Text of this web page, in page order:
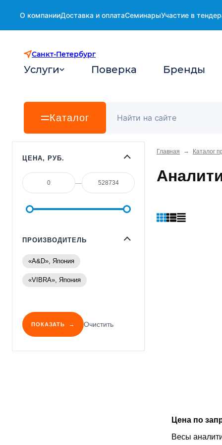
О компанииДоставка и оплатаСеминарыУчастие в
Санкт-Петербург
Услуги Поверка Бренды
Каталог
Главная → Каталог
Цена по
Весы
ЦЕНА, РУБ.
—
ПРОИЗВОДИТЕЛЬ
«A&D», Япония
«VIBRA», Япония
ПОКАЗАТЬ Очистить